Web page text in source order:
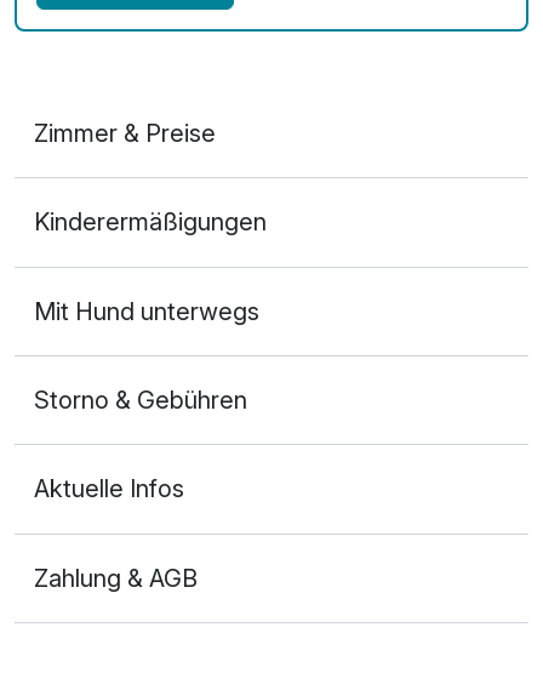
Zimmer & Preise
2 Erwachsene
Kinderermäßigungen
Mit Hund unterwegs
Storno & Gebühren
Aktuelle Infos
Zahlung & AGB